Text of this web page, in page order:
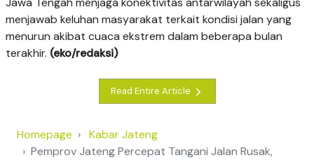
menjawab keluhan masyarakat terkait kondisi jalan yang
menurun akibat cuaca ekstrem dalam beberapa bulan
terakhir. (eko/redaksi)
Read Entire Article
Homepage
Kabar Jateng
Pemprov Jateng Percepat Tangani Jalan Rusak,